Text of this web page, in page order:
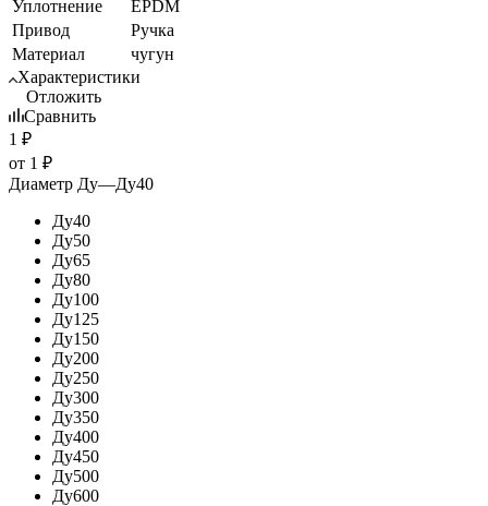
Уплотнение
EPDM
Привод
Ручка
Материал
чугун
Характеристики
Отложить
Сравнить
1 ₽
от 1 ₽
Диаметр Ду—Ду40
Ду40
Ду50
Ду65
Ду80
Ду100
Ду125
Ду150
Ду200
Ду250
Ду300
Ду350
Ду400
Ду450
Ду500
Ду600